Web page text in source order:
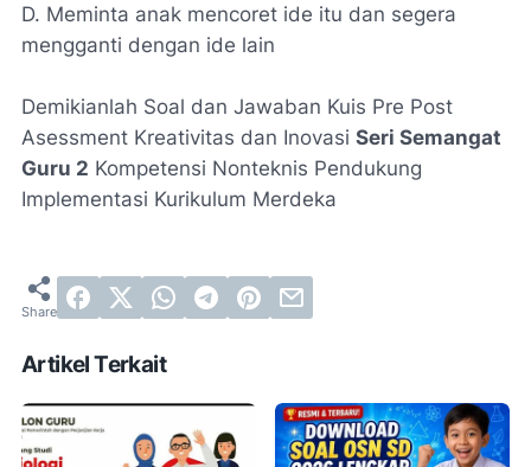
D. Meminta anak mencoret ide itu dan segera
mengganti dengan ide lain
Demikianlah Soal dan Jawaban Kuis Pre Post
Asessment Kreativitas dan Inovasi Seri Semangat
Guru 2 Kompetensi Nonteknis Pendukung
Implementasi Kurikulum Merdeka
Artikel Terkait